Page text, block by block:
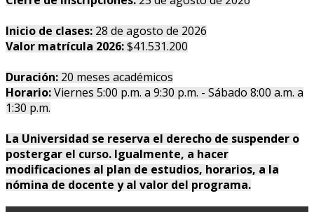
Inicio de clases: 28 de agosto de 2026
Valor matrícula 2026:$41.531.200
Duración: 20 meses académicos
Horario:Viernes 5:00 p.m. a 9:30 p.m. - Sábado 8:00 a.m. a
1:30 p.m.
La Universidad se reserva el derecho de suspender o
postergar el curso. Igualmente, a hacer
modificaciones al plan de estudios, horarios, a la
nómina de docente y al valor del programa.